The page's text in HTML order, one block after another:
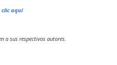
clic aquí
a sus respectivos autores.